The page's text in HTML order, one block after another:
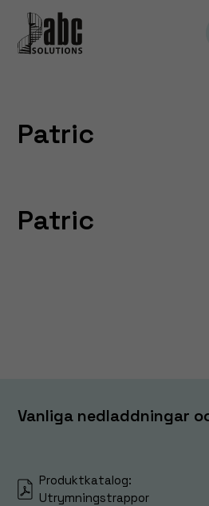
Patric
Patric
Vanliga nedladdningar
Produktkatalog:
Utrymningstrappor